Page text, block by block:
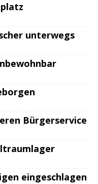
unterwegs
Bürgerservice
eingeschlagen